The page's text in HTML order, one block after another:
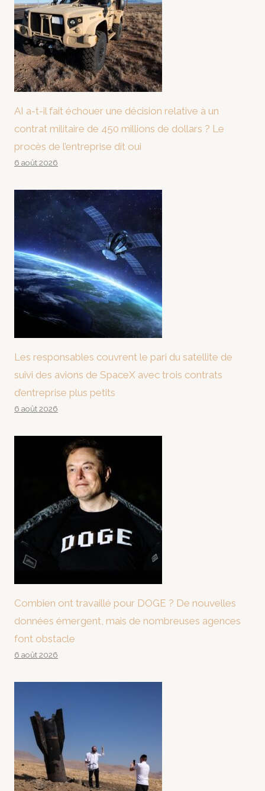
AI a-t-il fait échouer une décision relative à un
contrat militaire de 450 millions de dollars ? Le
procès de l’entreprise dit oui
6 août 2026
Les responsables couvrent le pari du satellite de
suivi des avions de SpaceX avec trois contrats
d’entreprise plus petits
6 août 2026
Combien ont travaillé pour DOGE ? De nouvelles
données émergent, mais de nombreuses agences
font obstacle
6 août 2026